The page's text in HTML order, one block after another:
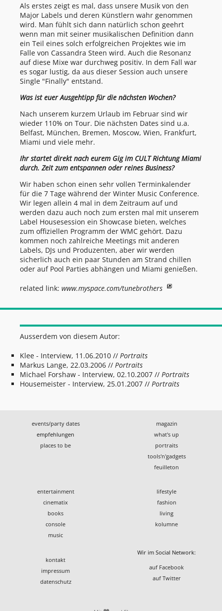
Als erstes zeigt es mal, dass unsere Musik von den
Major Labels und deren Künstlern wahr genommen
wird. Man fühlt sich dann natürlich schon geehrt
wenn man mit seiner musikalischen Definition dann
ein Teil eines solch erfolgreichen Projektes wie im
Falle von Cassandra Steen wird. Auch die Resonanz
auf diese Mixe war durchweg positiv. In dem Fall war
es sogar lustig, da aus dieser Session auch unsere
Single "Finally" entstand.
Was ist euer Ausgehtipp für die nächsten Wochen?
Nach unserem kurzem Urlaub im Februar sind wir
wieder 110% on Tour. Die nächsten Dates sind u.a.
Belfast, München, Bremen, Moscow, Wien, Frankfurt,
Miami und viele mehr.
Ihr startet direkt nach eurem Gig im CULT Richtung Miami
durch. Zeit zum entspannen oder reines Business?
Wir haben schon einen sehr vollen Terminkalender
für die 7 Tage während der Winter Music Conference.
Wir legen allein 4 mal in dem Zeitraum auf und
werden dazu auch noch zum ersten mal mit unserem
Label Housesession ein Showcase bieten, welches
zum offiziellen Programm der WMC gehört. Dazu
kommen noch zahlreiche Meetings mit anderen
Labels, DJs und Produzenten, aber wir werden
sicherlich auch ein paar Stunden am Strand chillen
oder auf Pool Parties abhängen und Miami genießen.
related link: www.myspace.com/tunebrothers
Ausserdem von diesem Autor:
Klee - Interview, 11.06.2010 // Portraits
Markus Lange, 22.03.2006 // Portraits
Michael Forshaw - Interview, 02.10.2007 // Portraits
Housemeister - Interview, 25.01.2007 // Portraits
events/party dates
empfehlungen
places to be
magazin
what's up
portraits
tools'n'gadgets
feuilleton
entertainment
cinematix
books
console
music
lifestyle
fashion
living
kolumne
kontakt
impressum
datenschutz
Wir im Social Network:
auf Facebook
auf Twitter